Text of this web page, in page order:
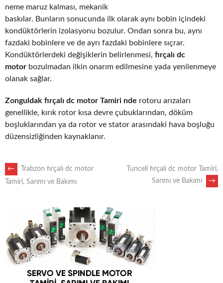
neme maruz kalması, mekanik
baskılar. Bunların sonucunda ilk olarak aynı bobin içindeki
kondüktörlerin izolasyonu bozulur. Ondan sonra bu, aynı
fazdaki bobinlere ve de ayrı fazdaki bobinlere sıçrar.
Kondüktörlerdeki değişiklerin belirlenmesi, fırçalı dc
motor bozulmadan ilkin onarım edilmesine yada yenilenmeye
olanak sağlar.
Zonguldak fırçalı dc motor Tamiri nde rotoru arızaları
genellikle, kırık rotor kısa devre çubuklarından, döküm
boşluklarından ya da rotor ve stator arasındaki hava boşluğu
düzensizliğinden kaynaklanır.
POST
NAVIGATION
←
Trabzon fırçalı dc motor
Tamiri, Sarımı ve Bakımı
Tunceli fırçalı dc motor Tamiri,
Sarımı ve Bakımı
→